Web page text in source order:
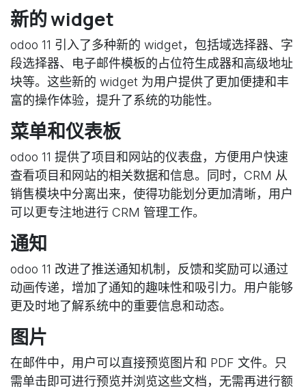
新的 widget
odoo 11 引入了多种新的 widget，包括域选择器、字
段选择器、电子邮件模板的占位符生成器和高级地址
块等。这些新的 widget 为用户提供了更加便捷和丰
富的操作体验，提升了系统的功能性。
菜单和仪表板
odoo 11 提供了项目和网站的仪表盘，方便用户快速
查看项目和网站的相关数据和信息。同时，CRM 从
销售模块中分离出来，使得功能划分更加清晰，用户
可以更专注地进行 CRM 管理工作。
通知
odoo 11 改进了推送通知机制，反馈和奖励可以通过
动画传递，增加了通知的趣味性和吸引力。用户能够
更及时地了解系统中的重要信息和动态。
图片
在邮件中，用户可以直接预览图片和 PDF 文件。只
需单击即可进行预览并浏览这些文档，无需再进行额